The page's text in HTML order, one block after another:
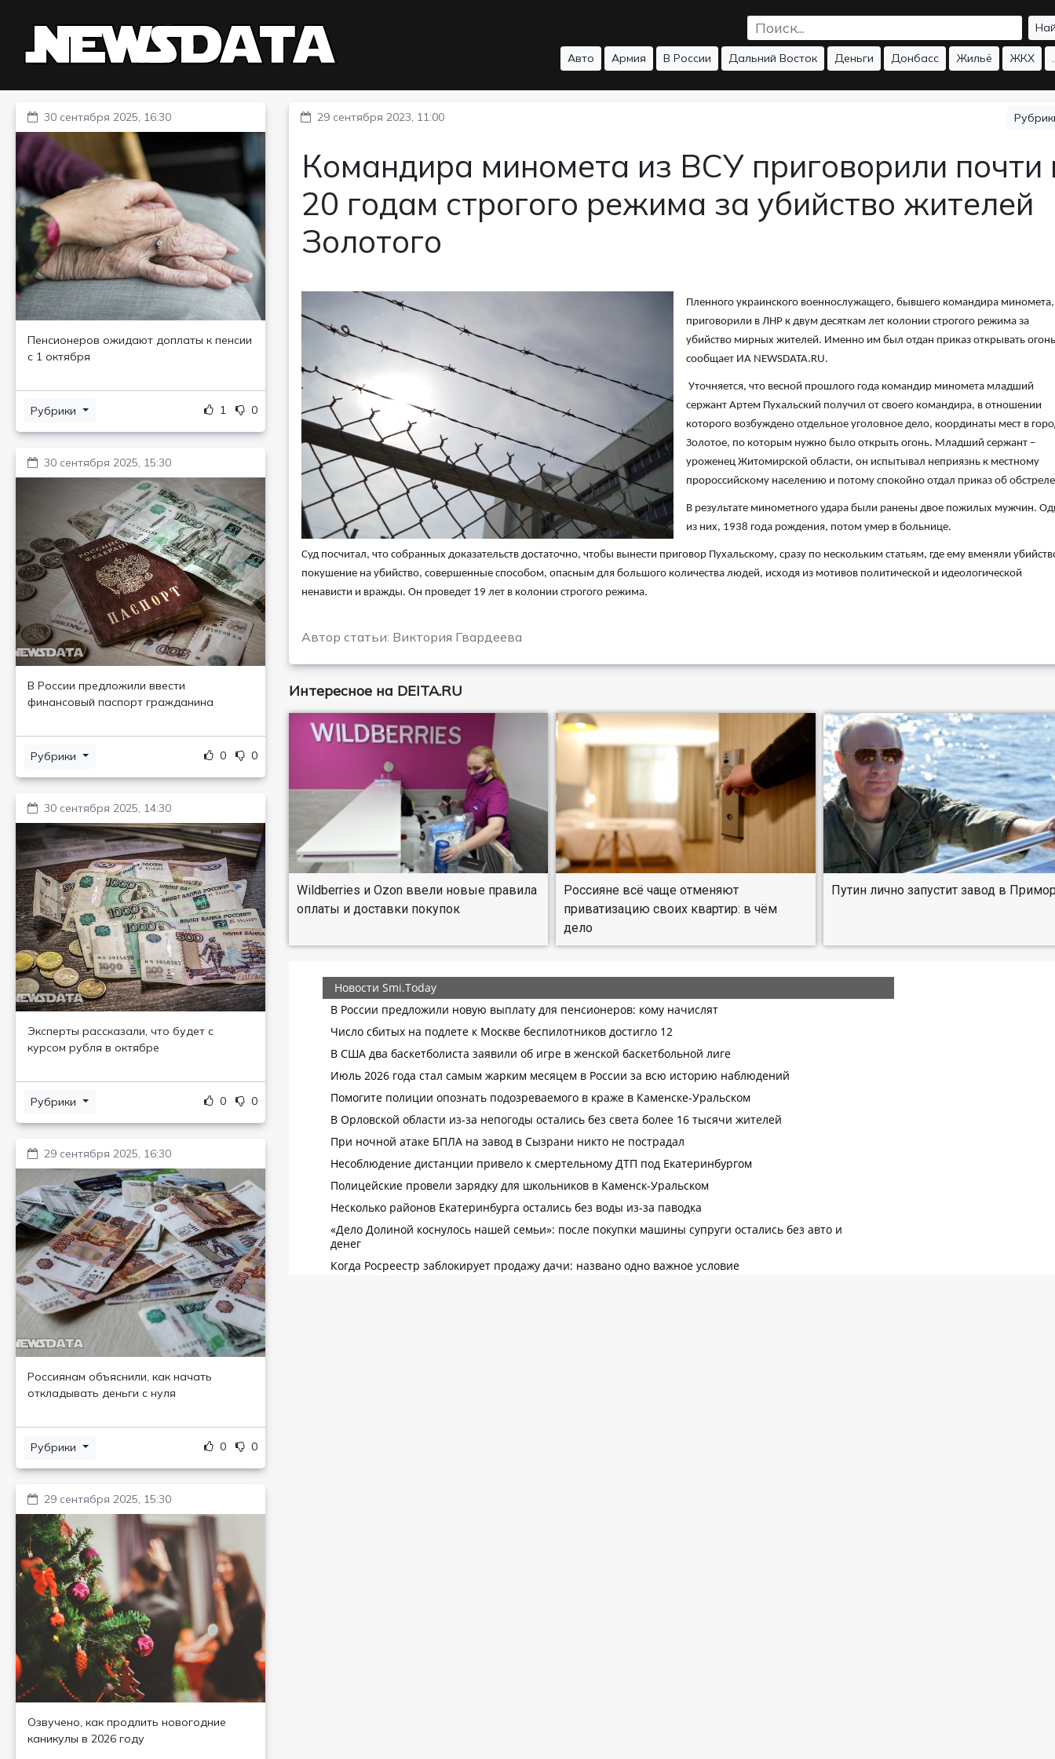
Авто Армия В России Дальний Восток Деньги Донбасс Жильё ЖКХ
30 сентября 2025, 16:30
Пенсионеров ожидают доплаты к пенсии
с 1 октября
Рубрики 1 0
30 сентября 2025, 15:30
В России предложили ввести
финансовый паспорт гражданина
Рубрики 0 0
30 сентября 2025, 14:30
Эксперты рассказали, что будет с
курсом рубля в октябре
Рубрики 0 0
29 сентября 2025, 16:30
Россиянам объяснили, как начать
откладывать деньги с нуля
Рубрики 0 0
29 сентября 2025, 15:30
Озвучено, как продлить новогодние
каникулы в 2026 году
29 сентября 2023, 11:00
Командира миномета из ВСУ приговорили почти
20 годам строгого режима за убийство жителей
Золотого
Пленного украинского военнослужащего, бывшего командира миномета,
приговорили в ЛНР к двум десяткам лет колонии строгого режима за
убийство мирных жителей. Именно им был отдан приказ открывать
сообщает ИА NEWSDATA.RU.
Уточняется, что весной прошлого года командир миномета младший
сержант Артем Пухальский получил от своего командира, в отношении
которого возбуждено отдельное уголовное дело, координаты мест в
Золотое, по которым нужно было открыть огонь. Младший сержант –
уроженец Житомирской области, он испытывал неприязнь к местному
пророссийскому населению и потому спокойно отдал приказ об
В результате минометного удара были ранены двое пожилых мужчин.
из них, 1938 года рождения, потом умер в больнице.
Суд посчитал, что собранных доказательств достаточно, чтобы вынести приговор Пухальскому, сразу по нескольким статьям, где ему вменяли
покушение на убийство, совершенные способом, опасным для большого количества людей, исходя из мотивов политической и идеологической
ненависти и вражды. Он проведет 19 лет в колонии строгого режима.
Автор статьи: Виктория Гвардеева
Интересное на DEITA.RU
Wildberries и Ozon ввели новые правила
оплаты и доставки покупок
Россияне всё чаще отменяют
приватизацию своих квартир: в чём
дело
Путин лично запустит завод в